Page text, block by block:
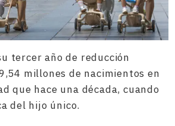
tercer año de reducción
millones de nacimientos en
que hace una década, cuando
del hijo único.